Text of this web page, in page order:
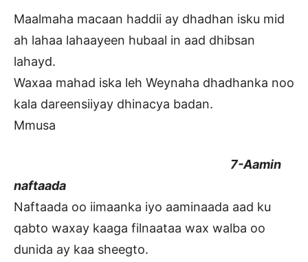
Maalmaha macaan haddii ay dhadhan isku mid
ah lahaa lahaayeen hubaal in aad dhibsan
lahayd.
Waxaa mahad iska leh Weynaha dhadhanka noo
kala dareensiiyay dhinacya badan.
Mmusa
7-Aamin
naftaada
Naftaada oo iimaanka iyo aaminaada aad ku
qabto waxay kaaga filnaataa wax walba oo
dunida ay kaa sheegto.